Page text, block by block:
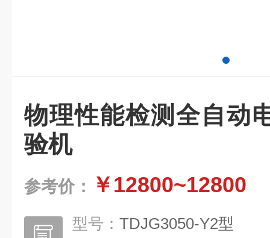
物理性能检测全自动
验机
参考价： ￥12800~12800
型号： TDJG3050-Y2型